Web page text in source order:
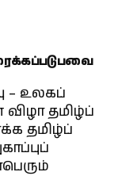
– உலகப்
விழா தமிழ்ப்
தமிழ்ப்